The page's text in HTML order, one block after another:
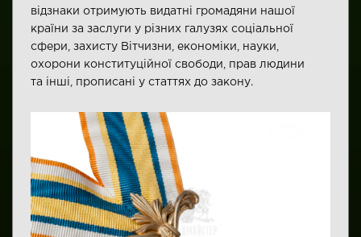
відзнаки отримують видатні громадяни нашої
країни за заслуги у різних галузях соціальної
сфери, захисту Вітчизни, економіки, науки,
охорони конституційної свободи, прав людини
та інші, прописані у статтях до закону.